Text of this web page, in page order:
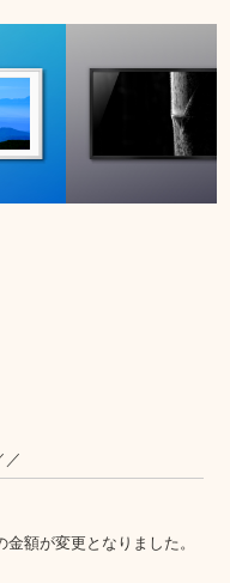
／
額が変更となりました。